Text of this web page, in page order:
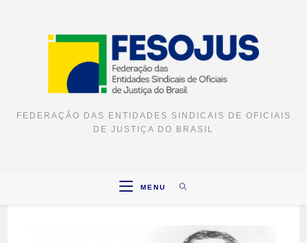
FEDERAÇÃO DAS ENTIDADES SINDICAIS DE OFICIAIS
DE JUSTIÇA DO BRASIL
MENU